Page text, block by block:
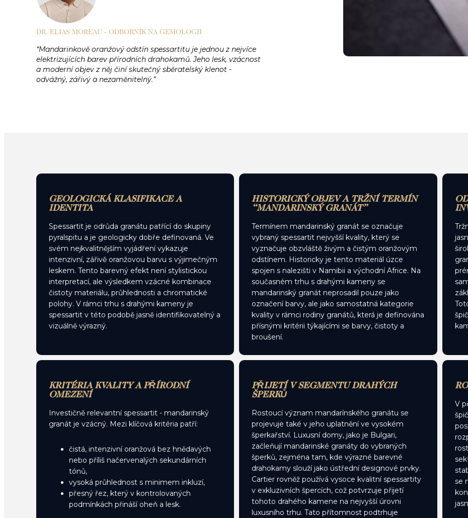
DR. ELIAS MOREAU - ODBORNÍK NA GEMOLOGII
“Mandarinkově oranžový odstín spessartitu je jednou z nejvíce
elektrizujících barev přírodních drahokamů. Jeho lesk, vzácnost
a moderní objev z něj činí skutečný sběratelský klenot -
odvážný, zářivý a nezaměnitelný.”
GEOLOGICKÁ KLASIFIKACE A
IDENTITA
Spessartit je odrůda granátu patřící do skupiny
pyralspitu a je geologicky dobře definovaná. Ve
svém nejkvalitnějším vyjádření vykazuje
intenzivní, zářivě oranžovou barvu s výjimečným
leskem. Tento barevný efekt není stylistickou
interpretací, ale výsledkem vzácné kombinace
čistoty materiálu, průhlednosti a chromatické
polohy. V rámci trhu s drahými kameny je
spessartit v této podobě jasně identifikovatelný a
vizuálně výrazný.
HISTORICKÝ OBJEV A TRŽNÍ TERMÍN
“MANDARINSKÝ GRANÁT”
Termínem mandarinský granát se označuje
vybraný spessartit nejvyšší kvality, který se
vyznačuje obzvláště živým a čistým oranžovým
odstínem. Historicky je tento materiál úzce
spojen s nalezišti v Namibii a východní Africe. Na
současném trhu s drahými kameny se
mandarinský granát neprosadil pouze jako
označení barvy, ale jako samostatná kategorie
kvality v rámci rodiny granátů, která je definována
přísnými kritérii týkajícími se barvy, čistoty a
broušení.
KRITÉRIA KVALITY A PŘÍRODNÍ
OMEZENÍ
Investičně relevantní spessartit - mandarinský
granát je vzácný. Mezi klíčová kritéria patří:
čistá, intenzivní oranžová bez hnědavých
nebo příliš načervenalých sekundárních
tónů,
vysoká průhlednost s minimem inkluzí,
přesný řez, který v kontrolovaných
podmínkách přináší oheň a lesk.
PŘIJETÍ V SEGMENTU DRAHÝCH
ŠPERKŮ
Rostoucí význam mandarínského granátu se
projevuje také v jeho uplatnění ve vysokém
šperkařství. Luxusní domy, jako je Bulgari,
začleňují mandarinské granáty do vybraných
šperků, zejména tam, kde výrazné barevné
drahokamy slouží jako ústřední designové prvky.
Cartier rovněž používá vysoce kvalitní spessartity
v exkluzivních špercích, což potvrzuje přijetí
tohoto drahého kamene na nejvyšší úrovni
luxusního trhu. Tato přítomnost podtrhuje
V
se